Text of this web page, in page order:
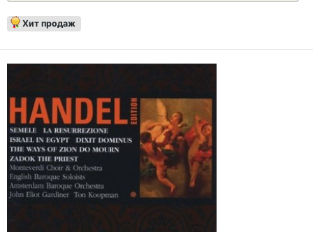
Хит продаж